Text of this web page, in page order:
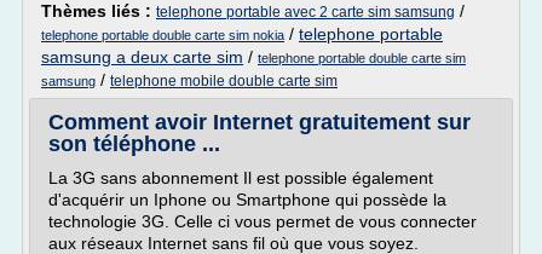
Thèmes liés : telephone portable avec 2 carte sim samsung /
telephone portable double carte sim nokia / telephone portable
samsung a deux carte sim / telephone portable double carte sim
samsung / telephone mobile double carte sim
Comment avoir Internet gratuitement sur
son téléphone ...
La 3G sans abonnement Il est possible également
d'acquérir un Iphone ou Smartphone qui possède la
technologie 3G. Celle ci vous permet de vous connecter
aux réseaux Internet sans fil où que vous soyez.